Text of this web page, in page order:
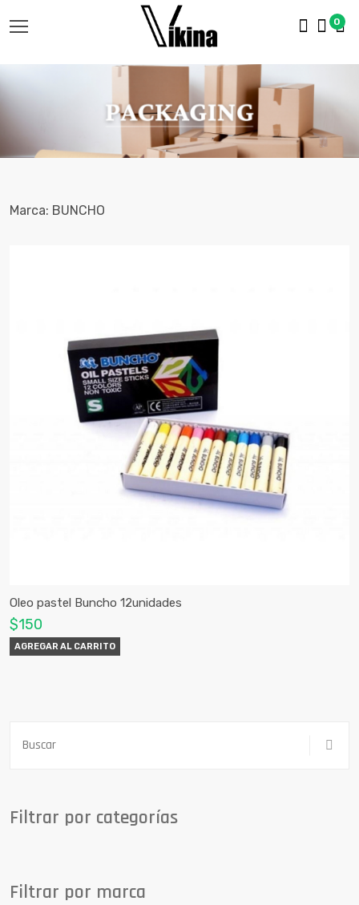
0
Marca: BUNCHO
Oleo pastel Buncho 12unidades
$150
AGREGAR AL CARRITO
Filtrar por categorías
Filtrar por marca